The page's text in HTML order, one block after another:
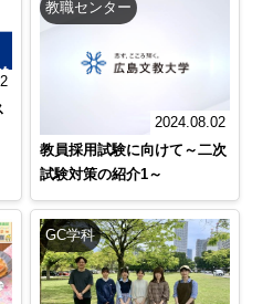
教職センター
2024.08.02
教員採用試験に向けて～二次
試験対策の紹介1～
GC学科